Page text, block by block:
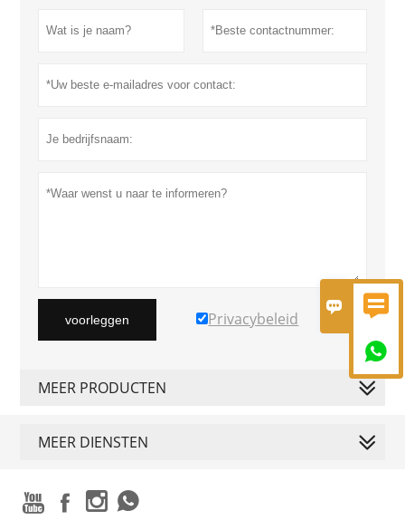
 

voorleggen Privacybeleid
MEER PRODUCTEN
MEER DIENSTEN
   